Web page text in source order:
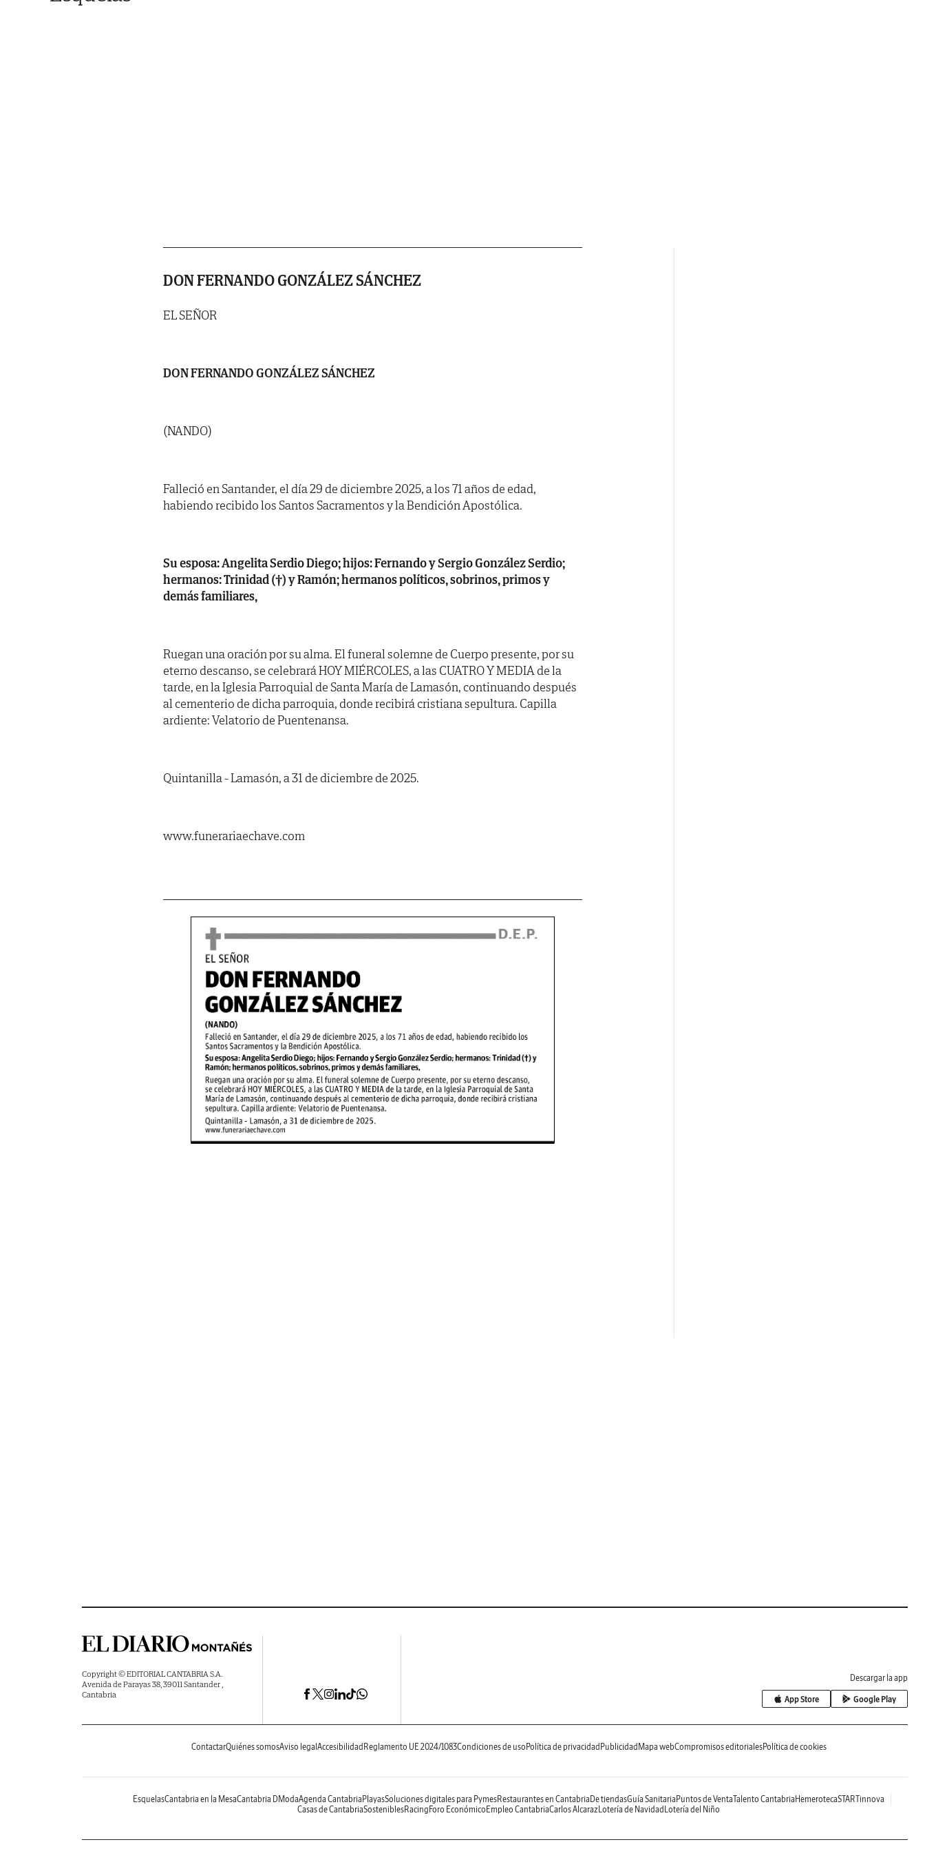
DON FERNANDO GONZÁLEZ SÁNCHEZ
EL SEÑOR
DON FERNANDO GONZÁLEZ SÁNCHEZ
(NANDO)
Falleció en Santander, el día 29 de diciembre 2025, a los 71 años de edad,
habiendo recibido los Santos Sacramentos y la Bendición Apostólica.
Su esposa: Angelita Serdio Diego; hijos: Fernando y Sergio González Serdio;
hermanos: Trinidad (†) y Ramón; hermanos políticos, sobrinos, primos y
demás familiares,
Ruegan una oración por su alma. El funeral solemne de Cuerpo presente, por su
eterno descanso, se celebrará HOY MIÉRCOLES, a las CUATRO Y MEDIA de la
tarde, en la Iglesia Parroquial de Santa María de Lamasón, continuando después
al cementerio de dicha parroquia, donde recibirá cristiana sepultura. Capilla
ardiente: Velatorio de Puentenansa.
Quintanilla - Lamasón, a 31 de diciembre de 2025.
www.funerariaechave.com
Copyright © EDITORIAL CANTABRIA S.A.
Avenida de Parayas 38, 39011 Santander ,
Cantabria
Descargar la app
App Store Google Play
ContactarQuiénes somosAviso legal Accesibilidad Reglamento UE 2024/1083Condiciones de uso Política de privacidad Publicidad Mapa webCompromisos editorialesPolítica de cookies
EsquelasCantabria en la MesaCantabria DModaAgenda Cantabria PlayasSoluciones digitales para PymesRestaurantes en Cantabria De tiendasGuía Sanitaria Puntos de VentaTalento Cantabria HemerotecaSTARTinnova
Casas de CantabriaSosteniblesRacing Foro Económico Empleo CantabriaCarlos AlcarazLotería de Navidad Lotería del Niño